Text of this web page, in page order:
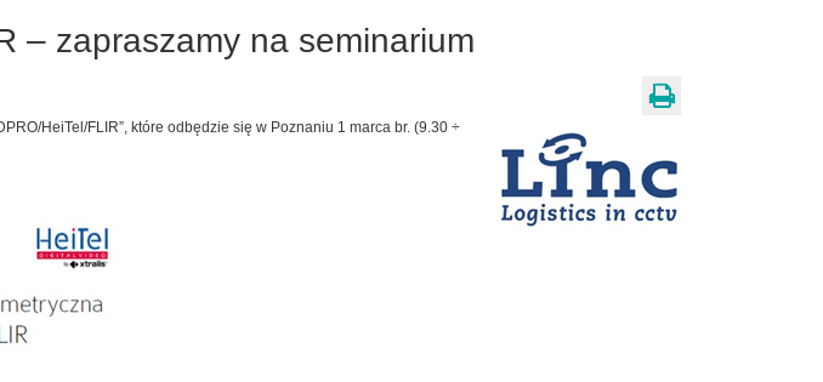
– zapraszamy na seminarium
HeiTel/FLIR”, które odbędzie się w Poznaniu 1 marca br. (9.30 ÷